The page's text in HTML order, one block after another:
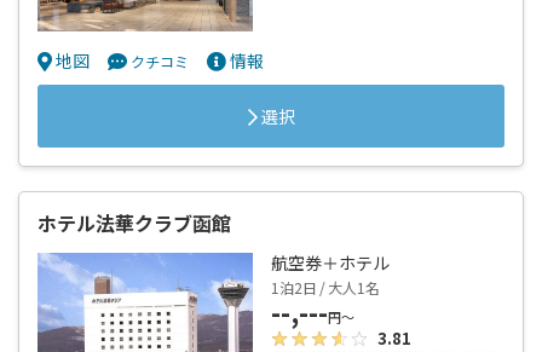
地図 クチコミ 情報
選択
ホテル法華クラブ函館
航空券＋ホテル
1泊2日 / 大人1名
--,---円～
3.81